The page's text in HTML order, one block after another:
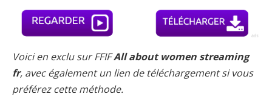
Voici en exclu sur FFIFAll about women streaming
fr, avec également un lien de téléchargement si vous
préférez cette méthode.